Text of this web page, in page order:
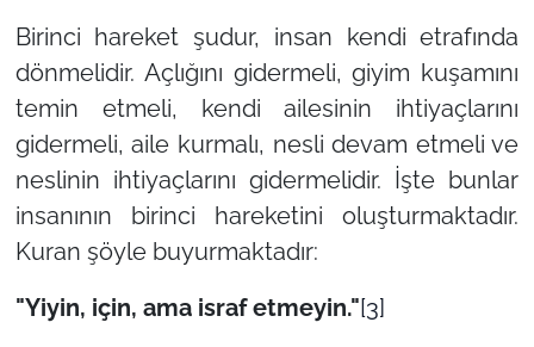
Birinci hareket şudur, insan kendi etrafında
dönmelidir. Açlığını gidermeli, giyim kuşamını
temin etmeli, kendi ailesinin ihtiyaçlarını
gidermeli, aile kurmalı, nesli devam etmeli ve
neslinin ihtiyaçlarını gidermelidir. İşte bunlar
insanının birinci hareketini oluşturmaktadır.
Kuran şöyle buyurmaktadır:
"Yiyin, için, ama israf etmeyin."[3]